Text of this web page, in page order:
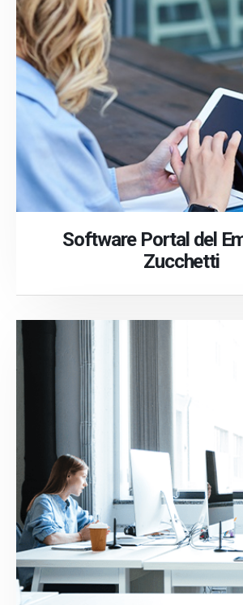
Software Portal del
Zucchetti